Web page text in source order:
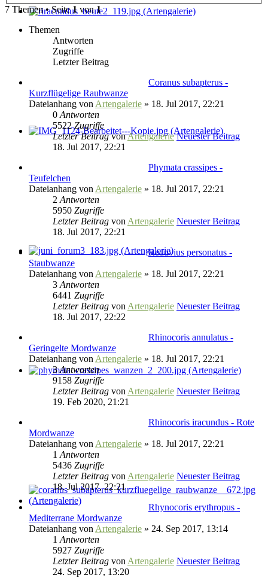
7 Themen • Seite1von1
Themen
Antworten
Zugriffe
Letzter Beitrag
Coranus subapterus -
Kurzflügelige Raubwanze
Dateianhang von Artengalerie » 18. Jul 2017, 22:21
0 Antworten
5522Zugriffe
Letzter BeitragvonArtengalerie Neuester Beitrag
18. Jul 2017, 22:21
Phymata crassipes -
Teufelchen
Dateianhang von Artengalerie » 18. Jul 2017, 22:21
2 Antworten
5950 Zugriffe
Letzter Beitrag von Artengalerie Neuester Beitrag
18. Jul 2017, 22:21
Reduvius personatus -
Staubwanze
Dateianhang von Artengalerie » 18. Jul 2017, 22:21
3 Antworten
6441 Zugriffe
Letzter Beitrag von Artengalerie Neuester Beitrag
18. Jul 2017, 22:22
Rhinocoris annulatus -
Geringelte Mordwanze
Dateianhang von Artengalerie » 18. Jul 2017, 22:21
3Antworten
9158 Zugriffe
Letzter Beitrag von Artengalerie Neuester Beitrag
19. Feb 2020, 21:21
Rhinocoris iracundus - Rote
Mordwanze
Dateianhang von Artengalerie » 18. Jul 2017, 22:21
1 Antworten
5436 Zugriffe
Letzter Beitrag von Artengalerie Neuester Beitrag
18. Jul 2017, 22:21
Rhynocoris erythropus -
Mediterrane Mordwanze
Dateianhang von Artengalerie » 24. Sep 2017, 13:14
1 Antworten
5927 Zugriffe
Letzter Beitrag von Artengalerie Neuester Beitrag
24. Sep 2017, 13:20